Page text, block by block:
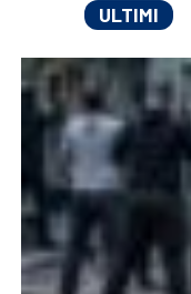
ULTIMI